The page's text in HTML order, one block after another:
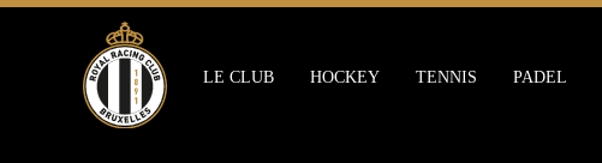
Skip
LE CLUB HOCKEY TENNIS PADEL